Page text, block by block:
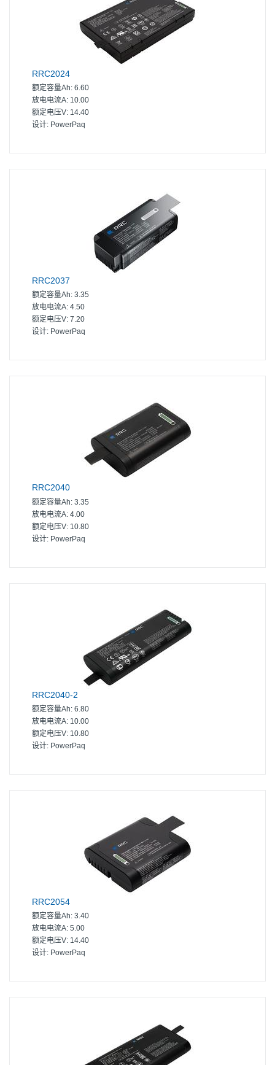
RRC2024
额定容量Ah: 6.60
放电电流A: 10.00
额定电压V: 14.40
设计: PowerPaq
RRC2037
额定容量Ah: 3.35
放电电流A: 4.50
额定电压V: 7.20
设计: PowerPaq
RRC2040
额定容量Ah: 3.35
放电电流A: 4.00
额定电压V: 10.80
设计: PowerPaq
RRC2040-2
额定容量Ah: 6.80
放电电流A: 10.00
额定电压V: 10.80
设计: PowerPaq
RRC2054
额定容量Ah: 3.40
放电电流A: 5.00
额定电压V: 14.40
设计: PowerPaq